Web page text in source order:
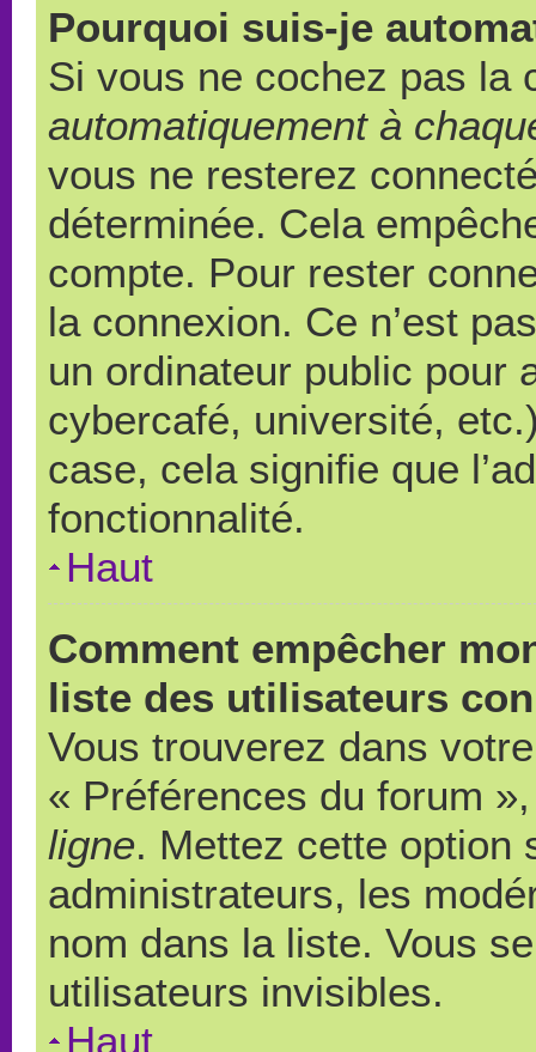
Pourquoi suis-je
Si vous ne cochez pas la
automatiquement à
vous ne resterez
déterminée. Cela
compte. Pour rester
la connexion. Ce n’est
un ordinateur public pour
cybercafé, université,
case, cela signifie que
fonctionnalité.
Haut
Comment empêcher
liste des utilisateurs
Vous trouverez dans
« Préférences du forum
ligne. Mettez cette option
administrateurs, les
nom dans la liste. Vous
utilisateurs invisibles.
Haut